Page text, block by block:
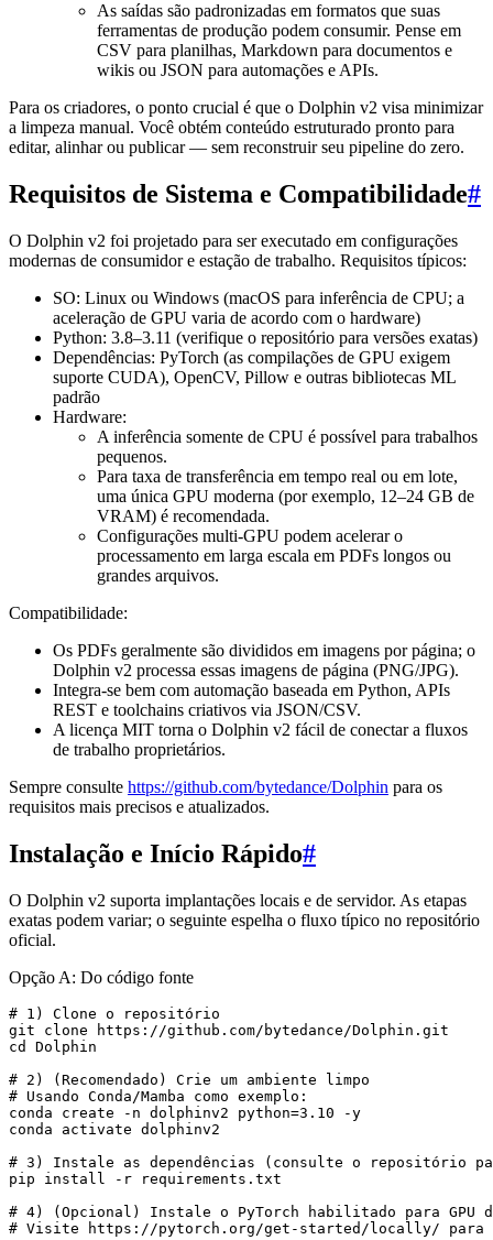
As saídas são padronizadas em formatos que suas
ferramentas de produção podem consumir. Pense em
CSV para planilhas, Markdown para documentos e
wikis ou JSON para automações e APIs.
Para os criadores, o ponto crucial é que o Dolphin v2 visa minimizar
a limpeza manual. Você obtém conteúdo estruturado pronto para
editar, alinhar ou publicar — sem reconstruir seu pipeline do zero.
Requisitos de Sistema e Compatibilidade#
O Dolphin v2 foi projetado para ser executado em configurações
modernas de consumidor e estação de trabalho. Requisitos típicos:
SO: Linux ou Windows (macOS para inferência de CPU; a
aceleração de GPU varia de acordo com o hardware)
Python: 3.8–3.11 (verifique o repositório para versões exatas)
Dependências: PyTorch (as compilações de GPU exigem
suporte CUDA), OpenCV, Pillow e outras bibliotecas ML
padrão
Hardware:
A inferência somente de CPU é possível para trabalhos
pequenos.
Para taxa de transferência em tempo real ou em lote,
uma única GPU moderna (por exemplo, 12–24 GB de
VRAM) é recomendada.
Configurações multi-GPU podem acelerar o
processamento em larga escala em PDFs longos ou
grandes arquivos.
Compatibilidade:
Os PDFs geralmente são divididos em imagens por página; o
Dolphin v2 processa essas imagens de página (PNG/JPG).
Integra-se bem com automação baseada em Python, APIs
REST e toolchains criativos via JSON/CSV.
A licença MIT torna o Dolphin v2 fácil de conectar a fluxos
de trabalho proprietários.
Sempre consulte https://github.com/bytedance/Dolphin para os
requisitos mais precisos e atualizados.
Instalação e Início Rápido#
O Dolphin v2 suporta implantações locais e de servidor. As etapas
exatas podem variar; o seguinte espelha o fluxo típico no repositório
oficial.
Opção A: Do código fonte
# 1) Clone o repositório
git clone https://github.com/bytedance/Dolphin.git
cd Dolphin
# 2) (Recomendado) Crie um ambiente limpo
# Usando Conda/Mamba como exemplo:
conda create -n dolphinv2 python=3.10 -y
conda activate dolphinv2
# 3) Instale as dependências (consulte o repositório
pip install -r requirements.txt
# 4) (Opcional) Instale o PyTorch habilitado para GPU
# Visite https://pytorch.org/get-started/locally/ para o